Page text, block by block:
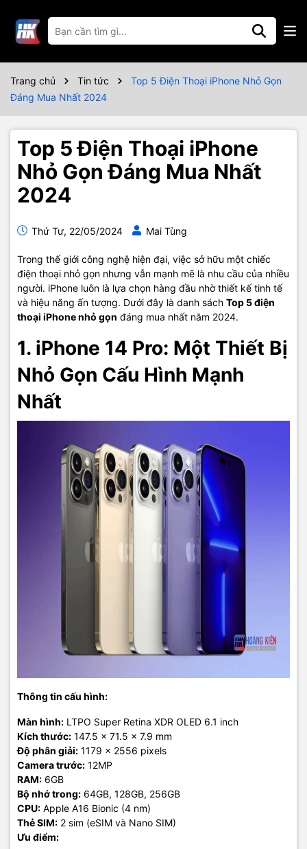
Trang chủ Tin tức
Top 5 Điện Thoại iPhone Nhỏ Gọn
Đáng Mua Nhất 2024
Top 5 Điện Thoại iPhone
Nhỏ Gọn Đáng Mua Nhất
2024
Thứ Tư, 22/05/2024 Mai Tùng
Trong thế giới công nghệ hiện đại, việc sở hữu một chiếc
điện thoại nhỏ gọn nhưng vẫn mạnh mẽ là nhu cầu của nhiều
người. iPhone luôn là lựa chọn hàng đầu nhờ thiết kế tinh tế
và hiệu năng ấn tượng. Dưới đây là danh sách Top 5 điện
thoại iPhone nhỏ gọn đáng mua nhất năm 2024.
1. iPhone 14 Pro: Một Thiết Bị
Nhỏ Gọn Cấu Hình Mạnh
Nhất
Thông tin cấu hình:
Màn hình: LTPO Super Retina XDR OLED 6.1 inch
Kích thước: 147.5 x 71.5 x 7.9 mm
Độ phân giải: 1179 x 2556 pixels
Camera trước: 12MP
RAM: 6GB
Bộ nhớ trong: 64GB, 128GB, 256GB
CPU: Apple A16 Bionic (4 nm)
Thẻ SIM: 2 sim (eSIM và Nano SIM)
Ưu điểm: